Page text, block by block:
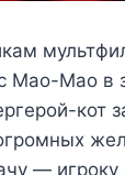
Мао-Мао в
кот
—